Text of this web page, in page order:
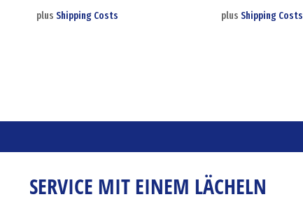
plusShipping Costs plusShipping Costs
SERVICE MIT EINEM LÄCHELN